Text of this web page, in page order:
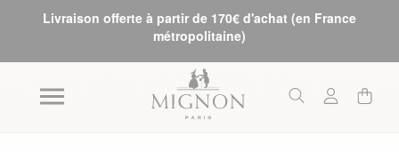
Livraison offerte à partir de 170€ d'achat (en France
métropolitaine)